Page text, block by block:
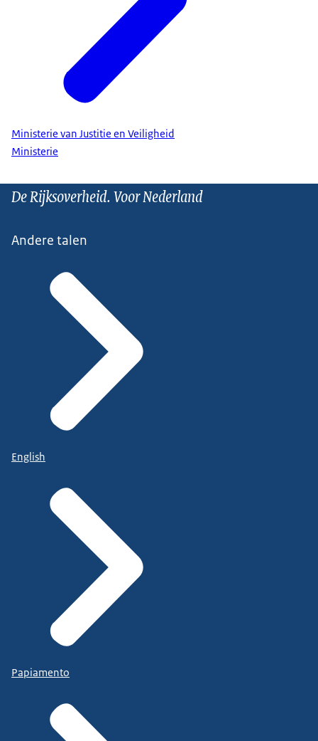
Ministerie van Justitie en Veiligheid
Ministerie
De Rijksoverheid. Voor Nederland
Andere talen
English
Papiamento